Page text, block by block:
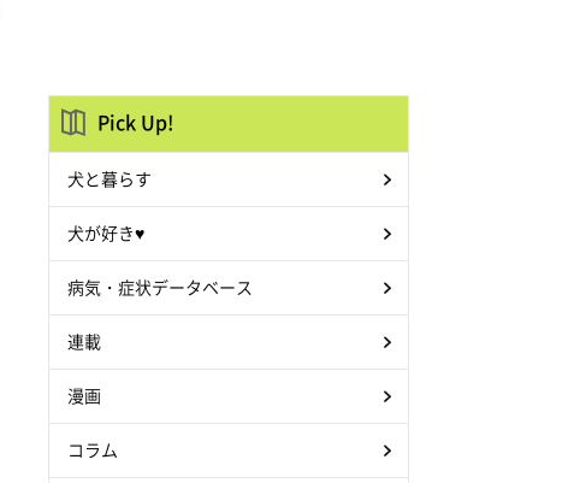
Pick Up!
犬と暮らす
犬が好き♥
病気・症状データベース
連載
漫画
コラム